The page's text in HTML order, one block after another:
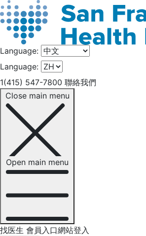
Language:
Language:
1(415) 547-7800 聯絡我們
Close main menu
Open main menu
找医生 會員入口網站登入